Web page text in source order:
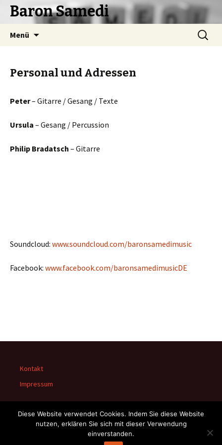
Baron Samedi
Menü
Suchen
nach:
Personal und Adressen
Peter– Gitarre / Gesang / Texte
Ursula – Gesang / Percussion
Philip Bradatsch – Gitarre
Soundcloud: www.soundcloud.com/baronsamedimusic
Facebook: www.facebook.com/baronsamedimusicDE
Kontakt
Impressum
Diese Website verwendet Cookies. Indem Sie diese Website
nutzen, erklären Sie sich mit dieser Verwendung
einverstanden.